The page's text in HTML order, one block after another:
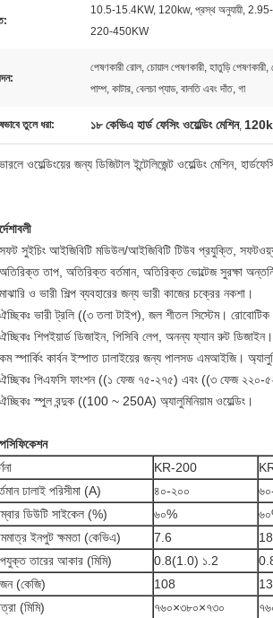
10.5-15.4KW, 120kw, প্রস্থ অনুযায়ী,
220-450KW
পেষণকারী রোল, চোয়াল পেষণকারী, হাতুড়ি
পাম্প, কাটার, বেলচা প্যাড, বালতি এবং দাঁত, গা
তুলে ধরা: ১৮ কেভিএ হার্ড ফেসিং ওয়েল্ডিং মেশিন,
ওয়েল্ডিংয়ের জন্য ডিজিটাল ইন্টেলিজেন্ট ওয়েল্ডিং মেশিন,
সুইচিং আইজিবিটি মডিউল/আইজিবিটি টিউব প্রযুক্তি,
তাপ, অতিরিক্ত বর্তমান, অতিরিক্ত ভোল্টেজ সুরক্ষা
ও ভারী শিল্প ব্যবহারের জন্য ভারী কাজের চক্রের নকশা।
ভারী ট্রলি ((৩ তলা টাইপ), জল শীতল সিস্টেম। রোবোটিক
শিপইয়ার্ড ডিজাইন, পিসিবি লেপ, অনন্য ফ্যান রুট ডিজাইন।
স্পার্কিং কার্বন ইস্পাত ঢালাইয়ের জন্য পালসড এমআইজি।
পিএফসি ফাংশন ((১ ফেজ ৭৫-২৭৫) এবং ((৩ ফেজ ২২০-
স্পুল বন্দুক ((100 ~ 250A) অ্যালুমিনিয়াম ওয়েল্ডিং।
KR-200
ঢালাই পরিসীমা (A)
৪০-২০০
ডিউটি সাইকেল (%)
৬০%
ইনপুট ক্ষমতা (কেভিএ)
7.6 18
তারের আকার (মিমি)
0.8(1.0) ১.2
(কেজি)
108
(মিমি)
৭৬০×৩৮০×৭৩০